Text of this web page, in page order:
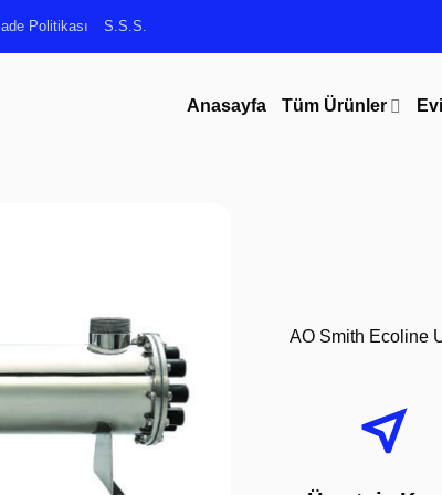
Politikası S.S.S.
Anasayfa Tüm Ürünler
AO Smith Ecoline